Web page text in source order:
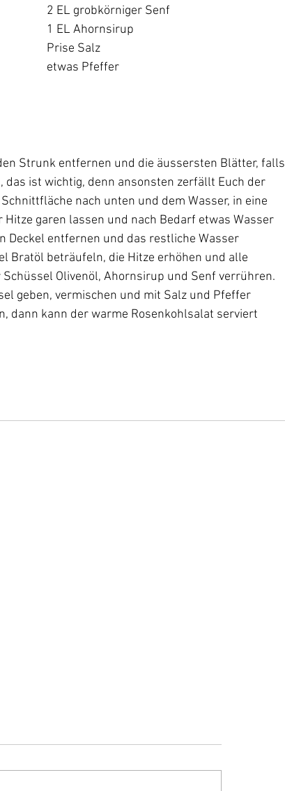
2 EL grobkörniger Senf
1 EL Ahornsirup
Prise Salz
etwas Pfeffer
Strunk entfernen und die äussersten Blätter, falls
das ist wichtig, denn ansonsten zerfällt Euch der
nach unten und dem Wasser, in eine
garen lassen und nach Bedarf etwas Wasser
Deckel entfernen und das restliche Wasser
Bratöl beträufeln, die Hitze erhöhen und alle
Olivenöl, Ahornsirup und Senf verrühren.
geben, vermischen und mit Salz und Pfeffer
dann kann der warme Rosenkohlsalat serviert